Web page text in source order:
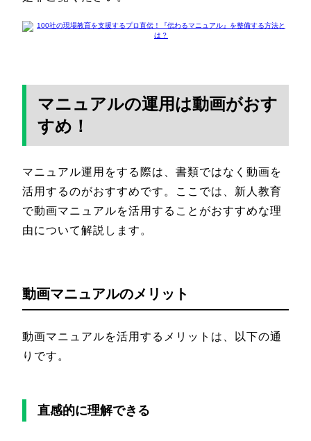
マニュアルの運用は動画がおす
すめ！
マニュアル運用をする際は、書類ではなく動画を
活用するのがおすすめです。ここでは、新人教育
で動画マニュアルを活用することがおすすめな理
由について解説します。
動画マニュアルのメリット
動画マニュアルを活用するメリットは、以下の通
りです。
直感的に理解できる